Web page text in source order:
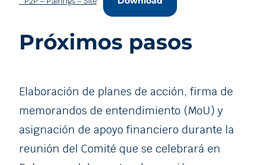
Próximos pasos
Elaboración de planes de acción, firma de
memorandos de entendimiento (MoU) y
asignación de apoyo financiero durante la
reunión del Comité que se celebrará en